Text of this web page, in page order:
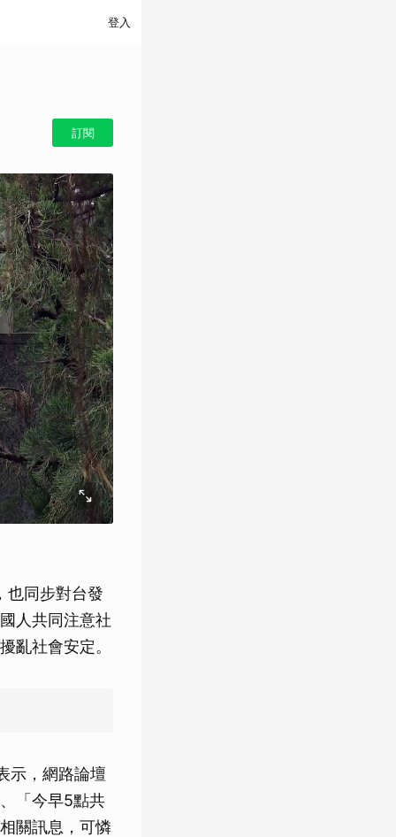
登入
訂閱
也同步對台發
人共同注意社
亂社會安定。
示，網路論壇
「今早5點共
關訊息，可憐